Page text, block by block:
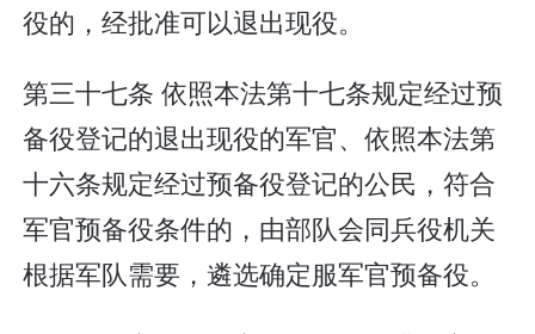
役的，经批准可以退出现役。
第三十七条 依照本法第十七条规定经过预
备役登记的退出现役的军官、依照本法第
十六条规定经过预备役登记的公民，符合
军官预备役条件的，由部队会同兵役机关
根据军队需要，遴选确定服军官预备役。